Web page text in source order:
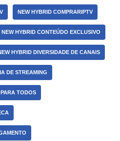
NEW HYBRID COMPRARIPTV
NEW HYBRID CONTEÚDO EXCLUSIVO
HYBRID DIVERSIDADE DE CANAIS
DE STREAMING
TODOS